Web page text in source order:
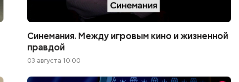
Синемания. Между игровым кино и жизненной
правдой
03 августа 10:00